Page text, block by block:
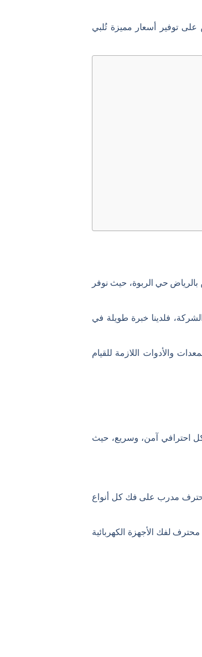
على توفير أسعار مميزة تُلبي
حي الربوة، حيث نوفر
فلدينا خبرة طويلة في
والأدوات اللازمة للقيام
احترافي آمن، وسريع، حيث
مدرب على فك كل أنواع
لفك الأجهزة الكهربائية